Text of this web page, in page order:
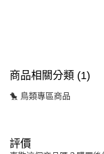
商品相關分類 (1)
🐤 鳥類專區商品
評價